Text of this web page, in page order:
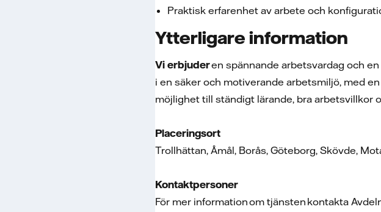
Praktisk erfarenhet av arbete och
Ytterligare information
Vi erbjuderen spännande arbetsvardag och
i en säker och motiverande arbetsmiljö, med
möjlighet till ständigt lärande, bra arbetsvillkor
Placeringsort
Trollhättan, Åmål, Borås, Göteborg, Skövde,
Kontaktpersoner
För mer information om tjänsten kontakta